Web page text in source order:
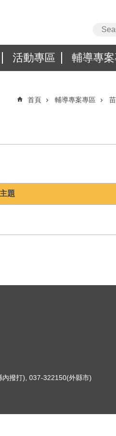
活動專區 輔導專
首頁 輔導專案專區
主題
撥打), 037-322150(外縣市)